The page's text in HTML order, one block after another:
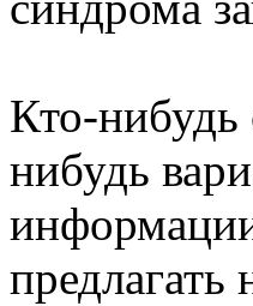
Кто-нибудь
нибудь
предлагать